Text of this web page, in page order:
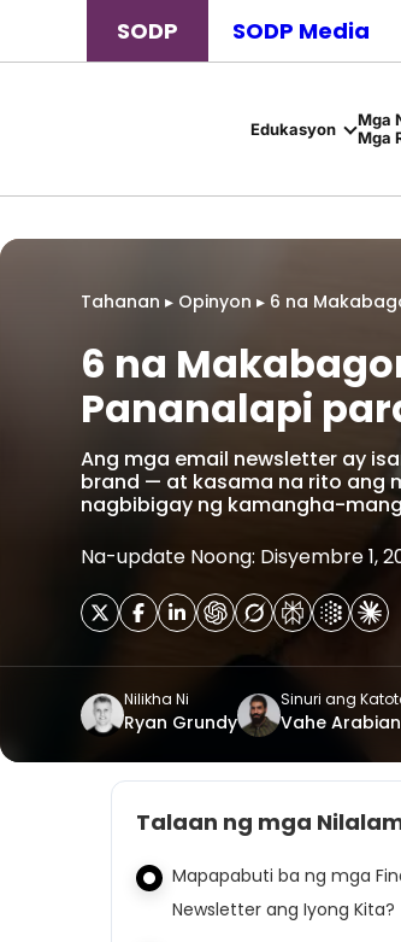
SODP SODP Media
Edukasyon
Mga
Mga
Tahanan ▸ Opinyon ▸ 6 na
6 na
Pananalapi
Ang mga email newsletter ay
brand — at kasama na rito ang
nagbibigay ng kamangha-
Na-update Noong: Disyembre 1,
Nilikha Ni
Ryan Grundy
Sinuri ang
Vahe Arabian
Talaan ng mga
Mapapabuti ba ng mga
Newsletter ang Iyong Kita?